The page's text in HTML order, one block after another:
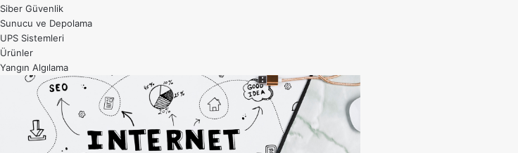
Siber Güvenlik
Sunucu ve Depolama
UPS Sistemleri
Ürünler
Yangın Algılama